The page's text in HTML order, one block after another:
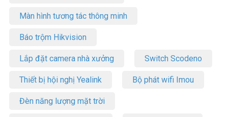
Màn hình tương tác thông minh
Báo trộm Hikvision
Lắp đặt camera nhà xưởng Switch Scodeno
Thiết bị hội nghị Yealink Bộ phát wifi Imou
Đèn năng lượng mặt trời